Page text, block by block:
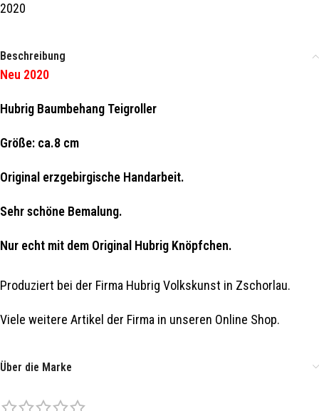
2020
Beschreibung
Neu 2020
Hubrig Baumbehang Teigroller
Größe: ca.8 cm
Original erzgebirgische Handarbeit.
Sehr schöne Bemalung.
Nur echt mit dem Original Hubrig Knöpfchen.
Produziert bei der Firma Hubrig Volkskunst in Zschorlau.
Viele weitere Artikel der Firma in unseren Online Shop.
Über die Marke